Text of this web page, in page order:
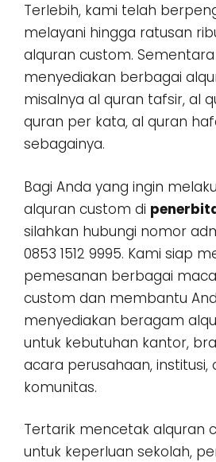
Terlebih, kami telah
melayani hingga ratusan
alquran custom.
menyediakan berbagai
misalnya al quran tafsir, al
quran per kata, al quran
sebagainya.
Bagi Anda yang ingin
alquran custom di
silahkan hubungi nomor
0853 1512 9995. Kami siap
pemesanan berbagai
custom dan membantu
menyediakan beragam
untuk kebutuhan kantor,
acara perusahaan, institusi,
komunitas.
Tertarik mencetak alquran
untuk keperluan sekolah,